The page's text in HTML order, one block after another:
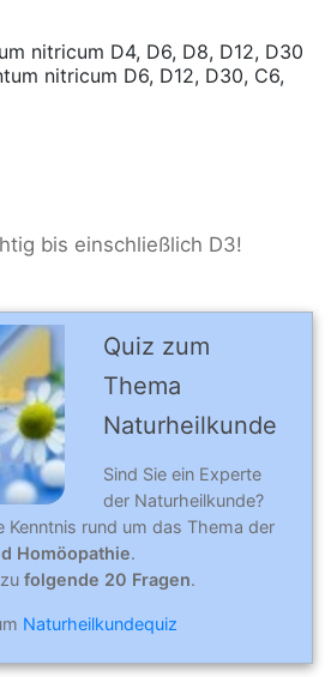
nitricum D4, D6, D8, D12, D30
nitricum D6, D12, D30, C6,
bis einschließlich D3!
Quiz zum
Thema
Naturheilkunde
Sind Sie ein Experte
der Naturheilkunde?
Kenntnis rund um das Thema der
Homöopathie.
folgende 20 Fragen.
Naturheilkundequiz